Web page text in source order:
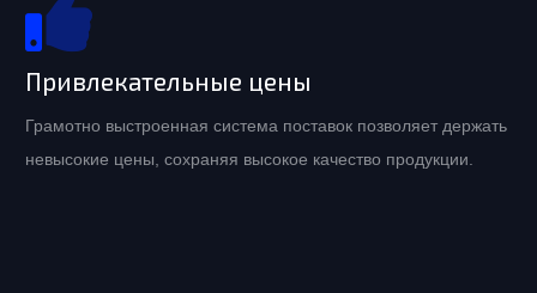
Привлекательные цены
Грамотно выстроенная система поставок позволяет держать
невысокие цены, сохраняя высокое качество продукции.